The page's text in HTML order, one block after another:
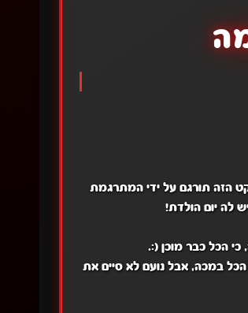
הזה תורגם על ידי המתרגמת
לה יום הולדת!
כי הכל כבר מוכן (:.
הכל במכה, אבל נועם לא סיים את